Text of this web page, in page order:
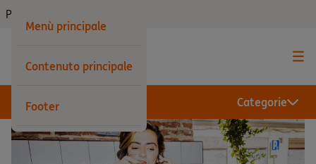
Menù principale
Contenuto principale
Footer
Privati
Categorie